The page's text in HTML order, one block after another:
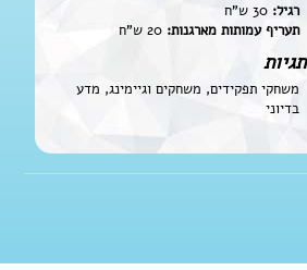
רגיל:
תעריף עמותות מארגנות:
תגיות
משחקי תפקידים, משחקים וגיימינג, מדע
בדיוני